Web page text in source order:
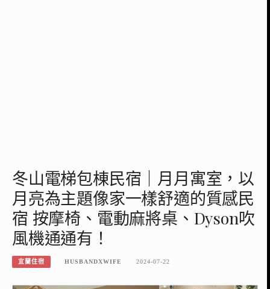
冬山電梯包棟民宿｜月月寓室，以
月亮為主題像家一樣舒適的質感民
宿 按摩椅、電動麻將桌、Dyson吹
風機通通有！
宜蘭住宿 HUSBANDXWIFE 2024-07-22